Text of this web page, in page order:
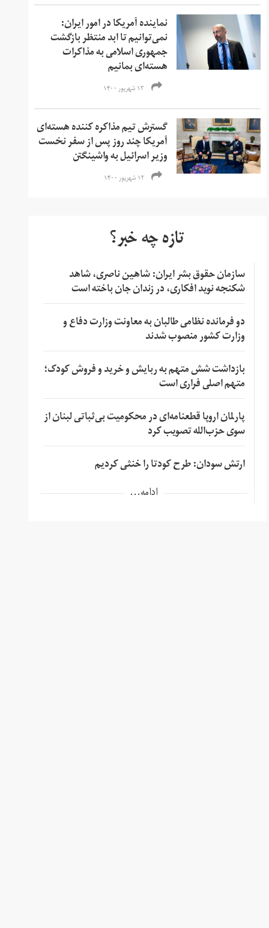
نماینده آمریکا در امور ایران:
نمی‌‌توانیم تا ابد منتظر بازگشت
جمهوری اسلامی به مذاکرات
هسته‌ای بمانیم
۱۳ شهریور ۱۴۰۰
گسترش تیم مذاکره کننده هسته‌ای
آمریکا چند روز پس از سفر نخست
وزیر اسرائیل به واشینگتن
۱۲ شهریور ۱۴۰۰
تازه چه خبر؟
سازمان حقوق بشر ایران: شاهین ناصری، شاهد
شکنجه نوید افکاری، در زندان جان باخته است
دو فرمانده نظامی طالبان به معاونت وزارت دفاع و
وزارت کشور منصوب شدند
بازداشت شش متهم به ربایش و خرید و فروش کودک؛
متهم اصلی فراری است
پارلمان اروپا قطعنامه‌ای در محکومیت بی‌ثباتی لبنان از
سوی حزب‌الله تصویب کرد
ارتش سودان: طرح کودتا را خنثی کردیم
ادامه...